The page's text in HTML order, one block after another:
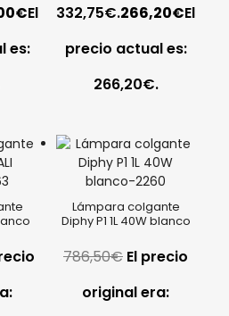
€El
es:
332,75€.266,20€El
precio actual es:
266,20€.
Lámpara colgante
Diphy P1 1L 40W blanco
786,50€ El precio
original era: